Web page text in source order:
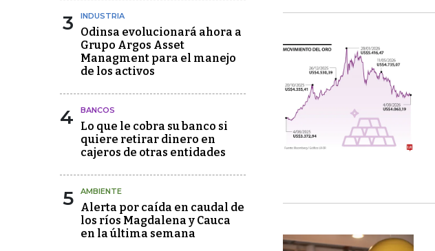
3 INDUSTRIA
Odinsa evolucionará ahora a
Grupo Argos Asset
Managment para el manejo
de los activos
4 BANCOS
Lo que le cobra su banco si
quiere retirar dinero en
cajeros de otras entidades
5 AMBIENTE
Alerta por caída en caudal de
los ríos Magdalena y Cauca
en la última semana